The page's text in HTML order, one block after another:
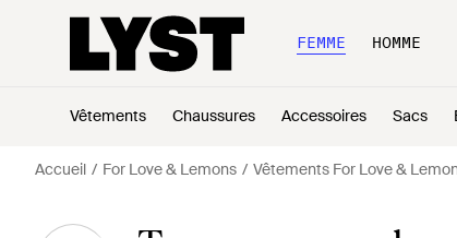
FEMME HOMME
Vêtements Chaussures Accessoires Sacs
Accueil For Love & Lemons Vêtements For Love &